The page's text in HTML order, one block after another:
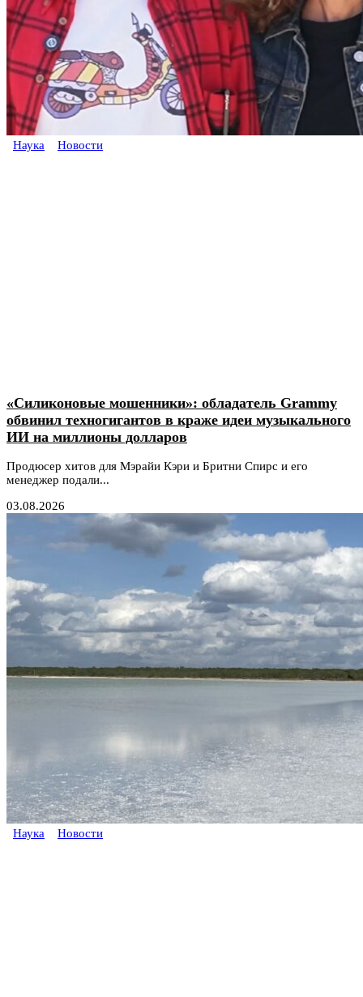
Наука Новости
«Силиконовые мошенники»: обладатель Grammy
обвинил техногигантов в краже идеи музыкального
ИИ на миллионы долларов
Продюсер хитов для Мэрайи Кэри и Бритни Спирс и его
менеджер подали...
03.08.2026
Наука Новости